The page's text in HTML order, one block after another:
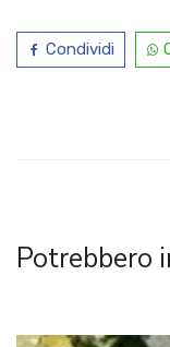
Condividi
Potrebbero